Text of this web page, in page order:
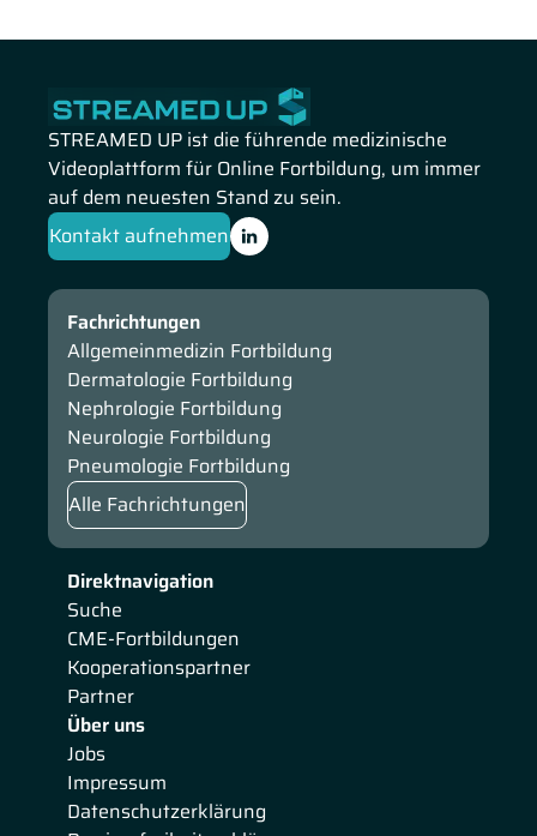
STREAMED UP ist die führende medizinische
Videoplattform für Online Fortbildung, um immer
auf dem neuesten Stand zu sein.
Kontakt aufnehmen
Direktnavigation
Suche
CME-Fortbildungen
Kooperationspartner
Partner
Über uns
Jobs
Impressum
Datenschutzerklärung
Fachrichtungen
Allgemeinmedizin Fortbildung
Dermatologie Fortbildung
Nephrologie Fortbildung
Neurologie Fortbildung
Pneumologie Fortbildung
Alle Fachrichtungen